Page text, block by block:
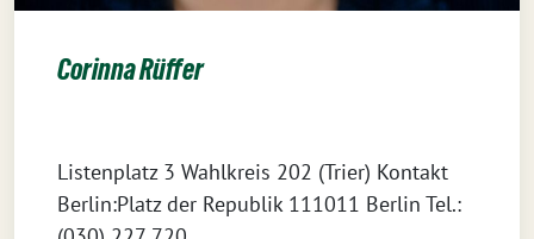
Corinna Rüffer
Listenplatz 3 Wahlkreis 202 (Trier) Kontakt
Berlin:Platz der Republik 111011 Berlin Tel.: